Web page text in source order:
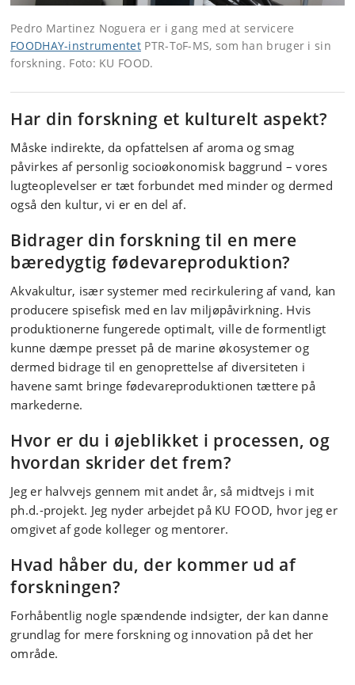
Pedro Martinez Noguera er i gang med at servicere
FOODHAY-instrumentet PTR-ToF-MS, som han bruger i sin
forskning. Foto: KU FOOD.
Har din forskning et kulturelt aspekt?
Måske indirekte, da opfattelsen af aroma og smag
påvirkes af personlig socioøkonomisk baggrund – vores
lugteoplevelser er tæt forbundet med minder og dermed
også den kultur, vi er en del af.
Bidrager din forskning til en mere
bæredygtig fødevareproduktion?
Akvakultur, især systemer med recirkulering af vand, kan
producere spisefisk med en lav miljøpåvirkning. Hvis
produktionerne fungerede optimalt, ville de formentligt
kunne dæmpe presset på de marine økosystemer og
dermed bidrage til en genoprettelse af diversiteten i
havene samt bringe fødevareproduktionen tættere på
markederne.
Hvor er du i øjeblikket i processen, og
hvordan skrider det frem?
Jeg er halvvejs gennem mit andet år, så midtvejs i mit
ph.d.-projekt. Jeg nyder arbejdet på KU FOOD, hvor jeg er
omgivet af gode kolleger og mentorer.
Hvad håber du, der kommer ud af
forskningen?
Forhåbentlig nogle spændende indsigter, der kan danne
grundlag for mere forskning og innovation på det her
område.